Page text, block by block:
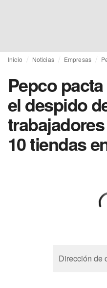
Inicio Noticias Empresas
Pepco
el despido
10 tiendas